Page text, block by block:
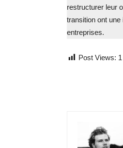
restructurer leur
transition ont une
entreprises.
Post Views: